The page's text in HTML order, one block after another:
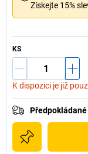
Získejte 15%
KS
K dispozici je již